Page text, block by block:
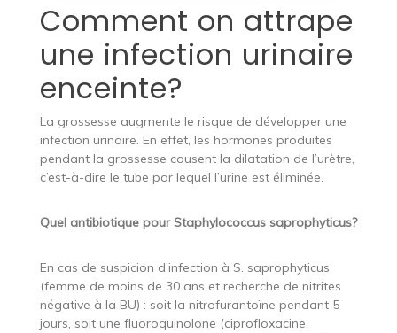
Comment on attrape
une infection urinaire
enceinte?
La grossesse augmente le risque de développer une
infection urinaire. En effet, les hormones produites
pendant la grossesse causent la dilatation de l’urètre,
c’est-à-dire le tube par lequel l’urine est éliminée.
Quel antibiotique pour Staphylococcus saprophyticus?
En cas de suspicion d’infection à S. saprophyticus
(femme de moins de 30 ans et recherche de nitrites
négative à la BU) : soit la nitrofurantoïne pendant 5
jours, soit une fluoroquinolone (ciprofloxacine,